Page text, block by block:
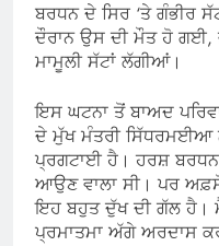
ਬਰਧਨ ਦੇ ਸਿਰ ‘ਤੇ ਗੰਭੀਰ
ਦੌਰਾਨ ਉਸ ਦੀ ਮੌਤ ਹੋ ਗਈ,
ਮਾਮੂਲੀ ਸੱਟਾਂ ਲੱਗੀਆਂ।
ਇਸ ਘਟਨਾ ਤੋਂ ਬਾਅਦ
ਦੇ ਮੁੱਖ ਮੰਤਰੀ ਸਿੱਧਰਮਈਆ
ਪ੍ਰਗਟਾਈ ਹੈ। ਹਰਸ਼ ਬਰਧਨ
ਆਉਣ ਵਾਲਾ ਸੀ। ਪਰ
ਇਹ ਬਹੁਤ ਦੁੱਖ ਦੀ ਗੱਲ ਹੈ।
ਪ੍ਰਮਾਤਮਾ ਅੱਗੇ ਅਰਦਾਸ